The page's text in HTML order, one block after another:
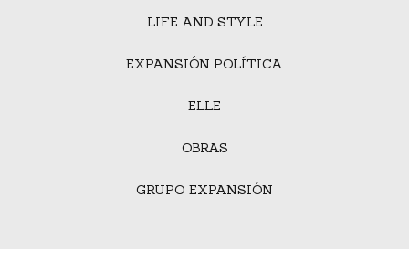
LIFE AND STYLE
EXPANSIÓN POLÍTICA
ELLE
OBRAS
GRUPO EXPANSIÓN